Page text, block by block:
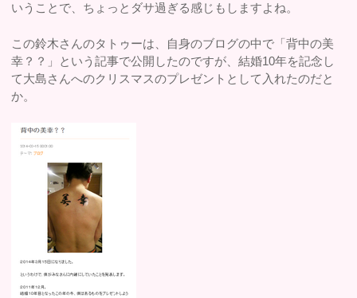
いうことで、ちょっとダサ過ぎる感じもしますよね。
この鈴木さんのタトゥーは、自身のブログの中で「背中の美
幸？？」という記事で公開したのですが、結婚10年を記念し
て大島さんへのクリスマスのプレゼントとして入れたのだと
か。